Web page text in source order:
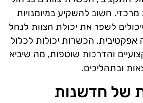
חשוב להשקיע במיומנויות
לשפר את יכולת הצוות לנהל
הכשרות יכולות לכלול
והדרכות שוטפות, מה שיביא
ובתהליכים.
של חדשנות